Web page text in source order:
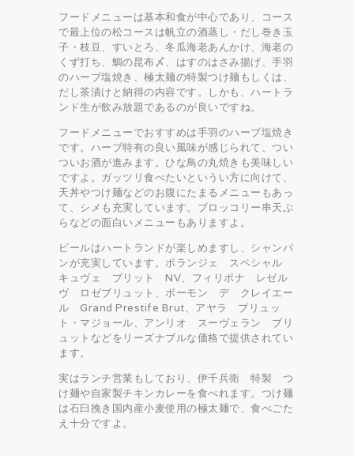
フードメニューは基本和食が中心であり、コース
で最上位の松コースは帆立の酒蒸し・だし巻き玉
子・枝豆、すいとろ、冬瓜海老あんかけ、海老の
くず打ち、鯛の昆布〆、はすのはさみ揚げ、手羽
のハーブ塩焼き、極太麺の特製つけ麺もしくは、
だし茶漬けと納得の内容です。しかも、ハートラ
ンド生が飲み放題であるのが良いですね。
フードメニューでおすすめは手羽のハーブ塩焼き
です。ハーブ特有の良い風味が感じられて、つい
ついお酒が進みます。ひな鳥の丸焼きも美味しい
ですよ。ガッツリ食べたいというい方に向けて、
天丼やつけ麺などのお腹にたまるメニューもあっ
て、シメも充実しています。ブロッコリー串天ぷ
らなどの面白いメニューもありますよ。
ビールはハートランドが楽しめますし、シャンパ
ンが充実しています。ボランジェ スペシャル
キュヴェ ブリット NV、フィリポナ レゼル
ヴ ロゼブリュット、ボーモン デ クレイエー
ル Grand Prestife Brut、アヤラ ブリュッ
ト・マジョール、アンリオ スーヴェラン ブリ
ュットなどをリーズナブルな価格で提供されてい
ます。
実はランチ営業もしており、伊千兵衛 特製 つ
け麺や自家製チキンカレーを食べれます。つけ麺
は石臼挽き国内産小麦使用の極太麺で、食べごた
え十分ですよ。